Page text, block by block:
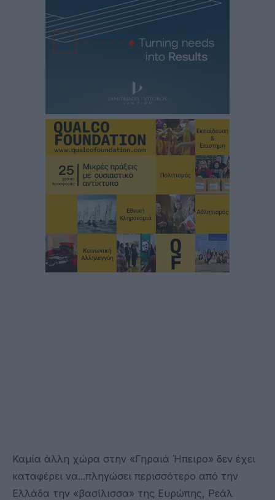
Καμία άλλη χώρα στην «Γηραιά Ήπειρο» δεν έχει
καταφέρει να...πληγώσει περισσότερο από την
Ελλάδα την «βασίλισσα» της Ευρώπης, Ρεάλ